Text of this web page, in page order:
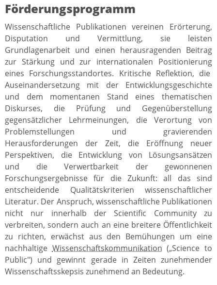
Förderungsprogramm
Wissenschaftliche Publikationen vereinen Erörterung,
Disputation und Vermittlung, sie leisten
Grundlagenarbeit und einen herausragenden Beitrag
zur Stärkung und zur internationalen Positionierung
eines Forschungsstandortes. Kritische Reflektion, die
Auseinandersetzung mit der Entwicklungsgeschichte
und dem momentanen Stand eines thematischen
Diskurses, die Prüfung und Gegenüberstellung
gegensätzlicher Lehrmeinungen, die Verortung von
Problemstellungen und gravierenden
Herausforderungen der Zeit, die Eröffnung neuer
Perspektiven, die Entwicklung von Lösungsansätzen
und die Verwertbarkeit der gewonnenen
Forschungsergebnisse für die Zukunft: all das sind
entscheidende Qualitätskriterien wissenschaftlicher
Literatur. Der Anspruch, wissenschaftliche Publikationen
nicht nur innerhalb der Scientific Community zu
verbreiten, sondern auch an eine breitere Öffentlichkeit
zu richten, erwächst aus den Bemühungen um eine
nachhaltige Wissenschaftskommunikation („Science to
Public") und gewinnt gerade in Zeiten zunehmender
Wissenschaftsskepsis zunehmend an Bedeutung.